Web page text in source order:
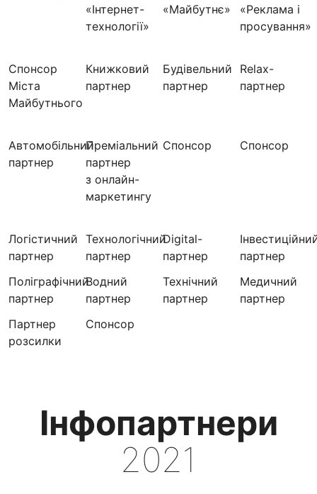
«Інтернет-
технології»
«Майбутнє»
«Реклама і
просування»
Спонсор
Міста
Майбутнього
Книжковий
партнер
Будівельний
партнер
Relax-
партнер
Автомобільний
партнер
Преміальний
партнер
з онлайн-
маркетингу
Спонсор Спонсор
Логістичний
партнер
Технологічний
партнер
Digital-
партнер
партнер
Поліграфічний
партнер
Водний
партнер
Технічний
партнер
Медичний
партнер
Партнер
розсилки
Cпонсор
Інфопартнери
2021